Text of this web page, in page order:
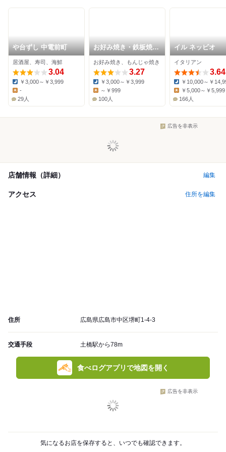
や台ずし 中電前町
居酒屋、寿司、海鮮
3.04
Dinner:
￥3,000～￥3,999
Lunch:
-
29人
お好み焼き・鉄板焼き
蔵屋 小町店
お好み焼き、もんじゃ焼き
3.27
Dinner:
￥3,000～￥3,999
～￥999
100人
イル ネッビオ
イタリアン
3.64
Dinner:
￥10,000～￥
￥5,000～￥5,999
166人
広告を非表示
店舗情報（詳細） 編集
アクセス 住所を編集
住所 広島県広島市中区堺町1-4-3
交通手段 土橋駅から78m
食べログアプリで地図を開く
広告を非表示
気になるお店を保存すると、いつでも確認できます。